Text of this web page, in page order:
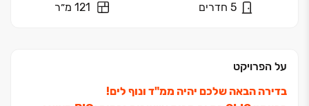
5 חדרים 121 מ״ר
על הפרויקט
בדירה הבאה שלכם יהיה ממ"ד ונוף לים!